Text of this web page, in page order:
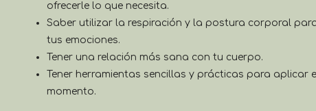
ofrecerle lo que necesita.
Saber utilizar la respiración y la postura corporal
tus emociones.
Tener una relación más sana con tu cuerpo.
Tener herramientas sencillas y prácticas para aplicar
momento.